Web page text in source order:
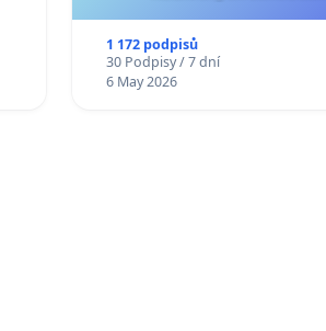
1 172 podpisů
30 Podpisy / 7 dní
6 May 2026